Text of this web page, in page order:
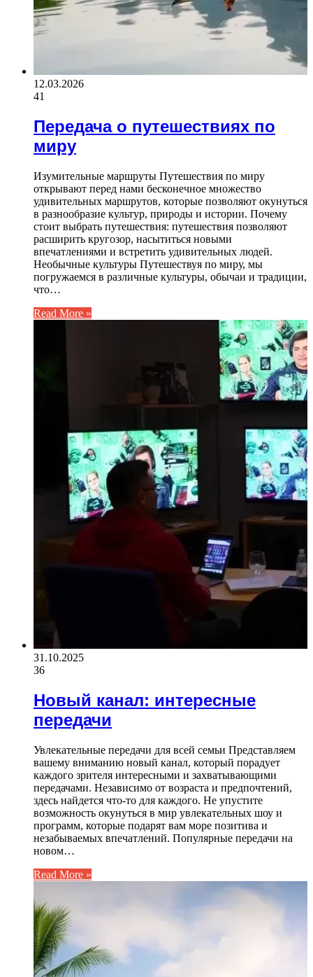
12.03.2026
41
Передача о путешествиях по
миру
Изумительные маршруты Путешествия по миру
открывают перед нами бесконечное множество
удивительных маршрутов, которые позволяют окунуться
в разнообразие культур, природы и истории. Почему
стоит выбрать путешествия: путешествия позволяют
расширить кругозор, насытиться новыми
впечатлениями и встретить удивительных людей.
Необычные культуры Путешествуя по миру, мы
погружаемся в различные культуры, обычаи и традиции,
что…
Read More »
31.10.2025
36
Новый канал: интересные
передачи
Увлекательные передачи для всей семьи Представляем
вашему вниманию новый канал, который порадует
каждого зрителя интересными и захватывающими
передачами. Независимо от возраста и предпочтений,
здесь найдется что-то для каждого. Не упустите
возможность окунуться в мир увлекательных шоу и
программ, которые подарят вам море позитива и
незабываемых впечатлений. Популярные передачи на
новом…
Read More »